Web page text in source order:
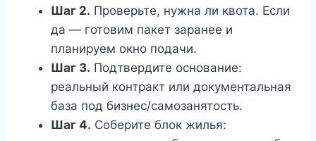
Шаг 2. Проверьте, нужна ли квота. Если
да — готовим пакет заранее и
планируем окно подачи.
Шаг 3. Подтвердите основание:
реальный контракт или документальная
база под бизнес/самозанятость.
Шаг 4. Соберите блок жилья: